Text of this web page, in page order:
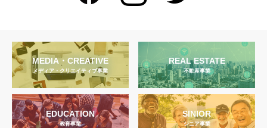
MEDIA・CREATIVE
メディア・クリエイティブ事業
REAL ESTATE
不動産事業
EDUCATION
教育事業
SINIOR
シニア事業